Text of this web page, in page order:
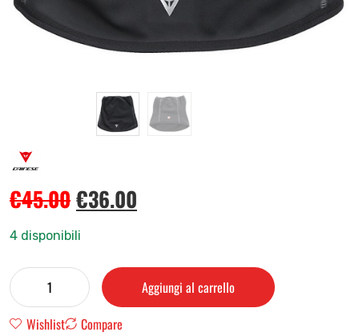
€45.00€36.00
4 disponibili
Aggiungi al carrello
Wishlist
Compare